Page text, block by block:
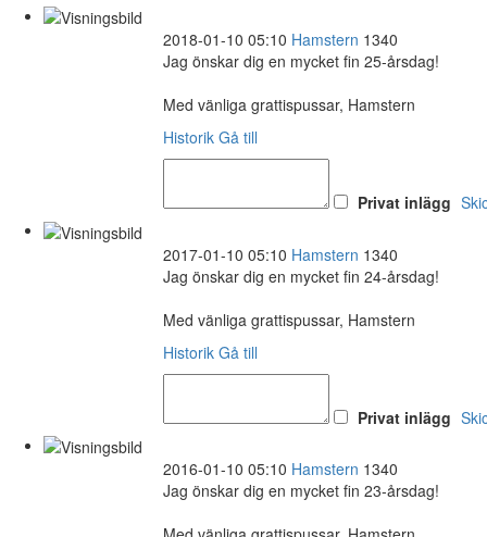
2018-01-10 05:10 Hamstern 1340
Jag önskar dig en mycket fin 25-årsdag!
Med vänliga grattispussar, Hamstern
Historik Gå till
Privat inlägg
2017-01-10 05:10 Hamstern 1340
Jag önskar dig en mycket fin 24-årsdag!
Med vänliga grattispussar, Hamstern
Historik Gå till
Privat inlägg
2016-01-10 05:10 Hamstern 1340
Jag önskar dig en mycket fin 23-årsdag!